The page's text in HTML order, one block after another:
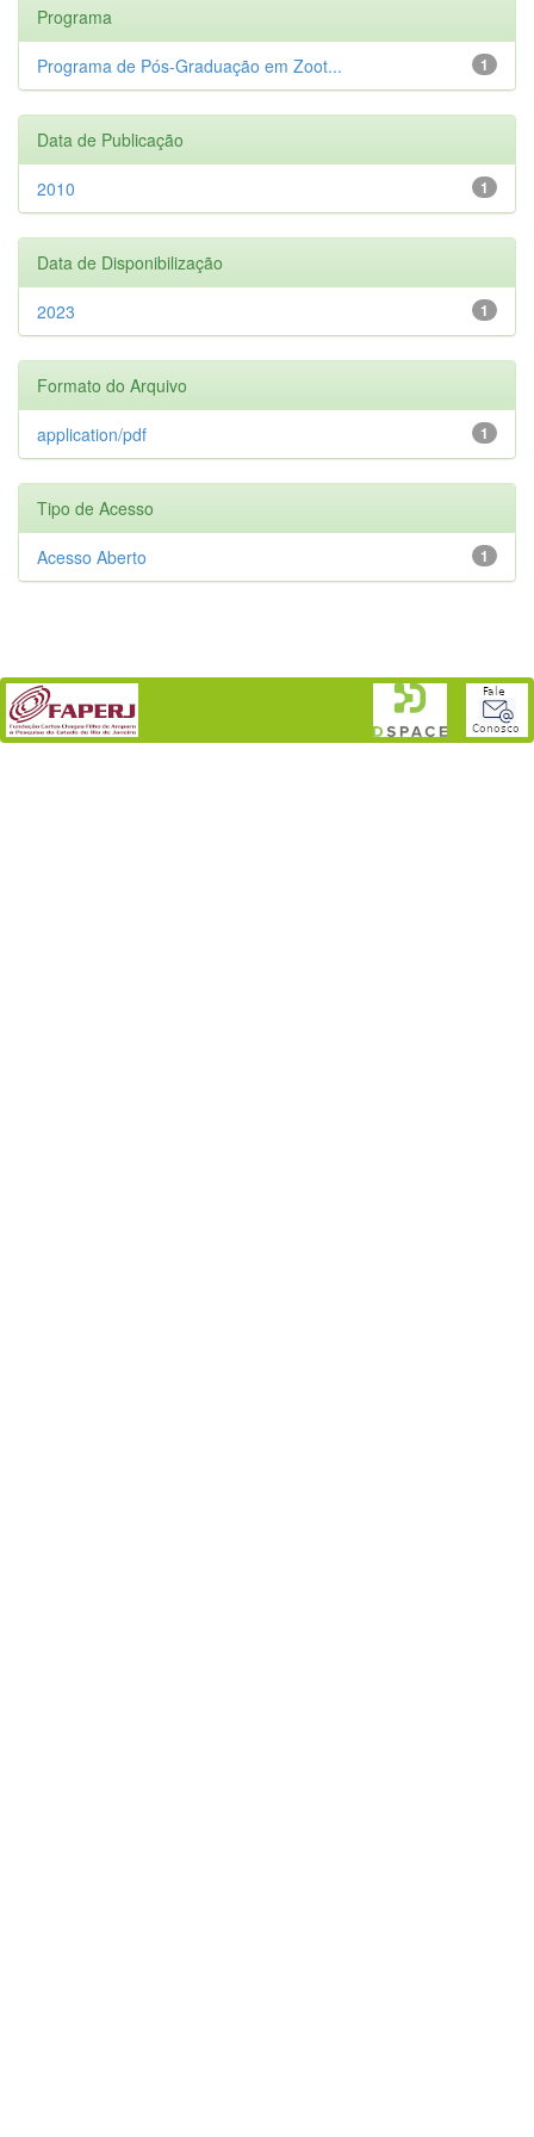
Programa
1
Programa de Pós-Graduação em Zoot...
Data de Publicação
1
2010
Data de Disponibilização
1
2023
Formato do Arquivo
1
application/pdf
Tipo de Acesso
1
Acesso Aberto